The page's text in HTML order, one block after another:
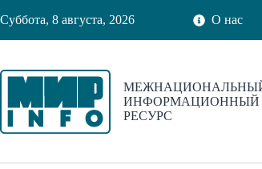
к
Суббота, 8 августа, 2026 О нас
ИНФОРМАЦИОННЫЙ
РЕСУРС